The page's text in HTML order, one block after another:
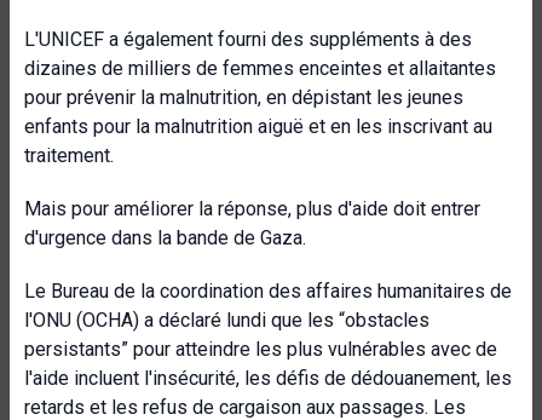
L'UNICEF a également fourni des suppléments à des
dizaines de milliers de femmes enceintes et allaitantes
pour prévenir la malnutrition, en dépistant les jeunes
enfants pour la malnutrition aiguë et en les inscrivant au
traitement.
Mais pour améliorer la réponse, plus d'aide doit entrer
d'urgence dans la bande de Gaza.
Le Bureau de la coordination des affaires humanitaires de
l'ONU (OCHA) a déclaré lundi que les “obstacles
persistants” pour atteindre les plus vulnérables avec de
l'aide incluent l'insécurité, les défis de dédouanement, les
retards et les refus de cargaison aux passages. Les